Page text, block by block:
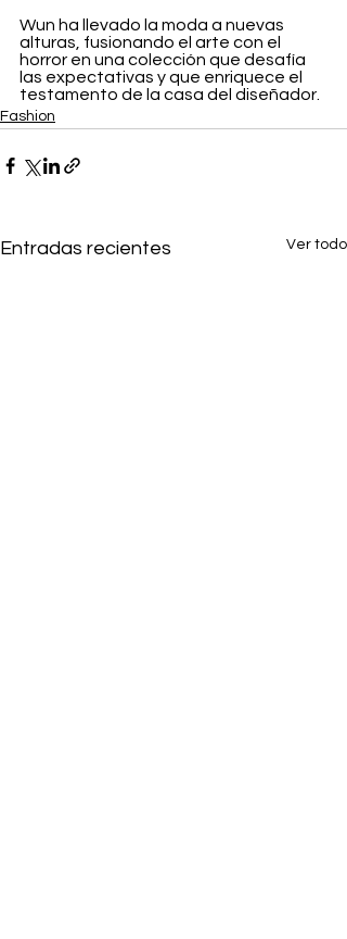
Wun ha llevado la moda a nuevas
alturas, fusionando el arte con el
horror en una colección que desafía
las expectativas y que enriquece el
testamento de la casa del diseñador.
Fashion
Entradas recientes Ver todo